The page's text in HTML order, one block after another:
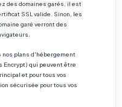
des domaines garés, il est
SSL valide. Sinon, les
garé verront des
plans d'hébergement
Encrypt) qui peuvent être
et pour tous vos
sécurisée pour tous vos